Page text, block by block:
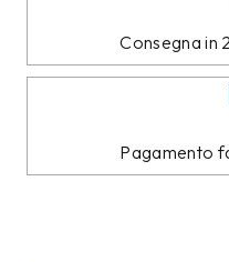
Consegna in
Pagamento